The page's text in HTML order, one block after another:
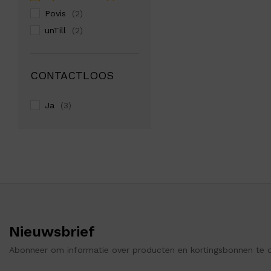
Povis (2)
unTill (2)
CONTACTLOOS
Ja (3)
Nieuwsbrief
Abonneer om informatie over producten en kortingsbonnen te